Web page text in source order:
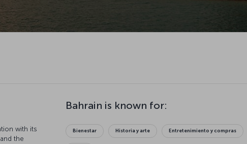
with its
the
Bahrain is known for:
Bienestar Historia y arte Entretenimiento y compras